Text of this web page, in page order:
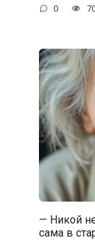
0
— Никой
сама в